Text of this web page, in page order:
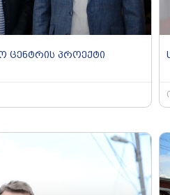
ცენტრის პროექტი